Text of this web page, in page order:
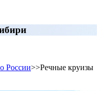
России>>Речные круизы